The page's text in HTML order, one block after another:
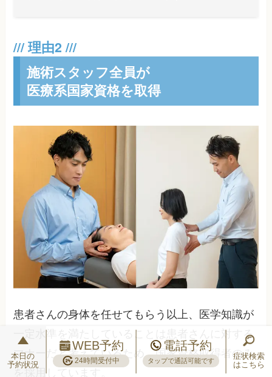
施術スタッフ全員が
医療系国家資格を取得
患者さんの身体を任せてもらう以上、医学知識が
一定水準を満たしていることは患者さんに対する
マナーだと考えているため、国家資格取得者のみ
を採用しています。
本日の
予約状況
WEB予約
24時間受付中
電話予約
タップで通話可能です
症状検索
はこちら